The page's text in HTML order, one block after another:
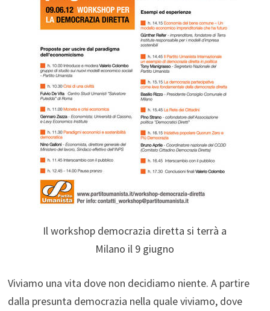
Il workshop democrazia diretta si terrà a
Milano il 9 giugno
Viviamo una vita dove non decidiamo niente. A partire
dalla presunta democrazia nella quale viviamo, dove